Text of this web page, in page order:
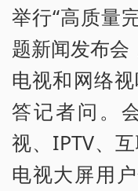
举行“高质量
题新闻发布会
电视和网络
答记者问。
视、IPTV、
电视大屏用